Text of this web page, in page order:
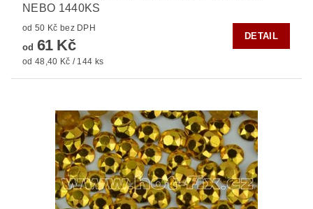
NEBO 1440KS
od 50 Kč bez DPH
od 61 Kč
od 48,40 Kč / 144 ks
DETAIL